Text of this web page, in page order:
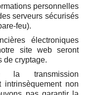
personnelles
serveurs sécurisés
feu).
électroniques
site web seront
de cryptage.
la transmission
intrinsèquement non